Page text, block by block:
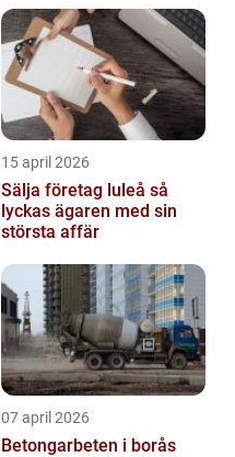
15 april 2026
Sälja företag luleå så
lyckas ägaren med sin
största affär
07 april 2026
Betongarbeten i borås